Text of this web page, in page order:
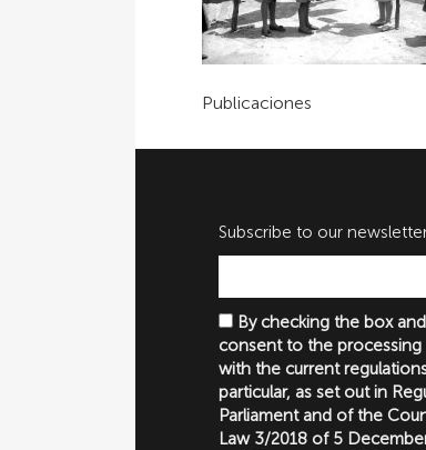
Publicaciones
Subscribe to our
By checking the box
consent to the processing
with the current
particular, as set out in
Parliament and of the
Law 3/2018 of 5